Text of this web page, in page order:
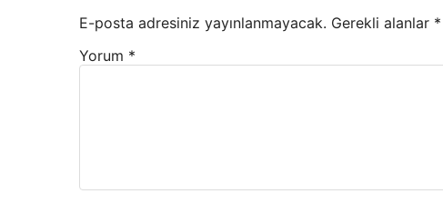
E-posta adresiniz yayınlanmayacak. Gerekli alanlar *
Yorum *